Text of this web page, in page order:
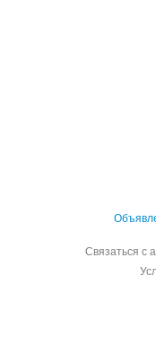
Связаться с